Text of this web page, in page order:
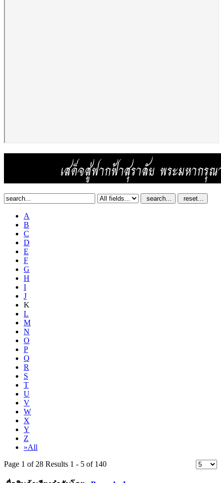
search... reset...
A
B
C
D
E
F
G
H
I
J
K
L
M
N
O
P
Q
R
S
T
U
V
W
X
Y
Z
»All
Page 1 of 28 Results 1 - 5 of 140